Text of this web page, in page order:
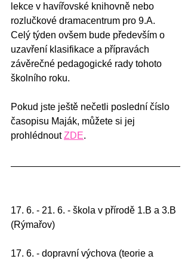
lekce v havířovské knihovně nebo
rozlučkové dramacentrum pro 9.A.
Celý týden ovšem bude především o
uzavření klasifikace a přípravách
závěrečné pedagogické rady tohoto
školního roku.
Pokud jste ještě nečetli poslední číslo
časopisu Maják, můžete si jej
prohlédnout ZDE.
17. 6. - 21. 6. - škola v přírodě 1.B a 3.B
(Rýmařov)
17. 6. - dopravní výchova (teorie a